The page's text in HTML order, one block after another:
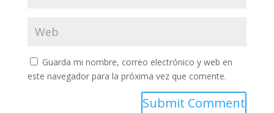
Guarda mi nombre, correo electrónico y web en
este navegador para la próxima vez que comente.